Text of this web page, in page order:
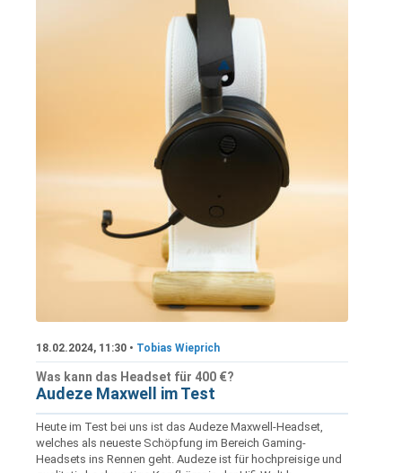
18.02.2024, 11:30 • Tobias Wieprich
Was kann das Headset für 400 €?
Audeze Maxwell im Test
Heute im Test bei uns ist das Audeze Maxwell-Headset,
welches als neueste Schöpfung im Bereich Gaming-
Headsets ins Rennen geht. Audeze ist für hochpreisige und